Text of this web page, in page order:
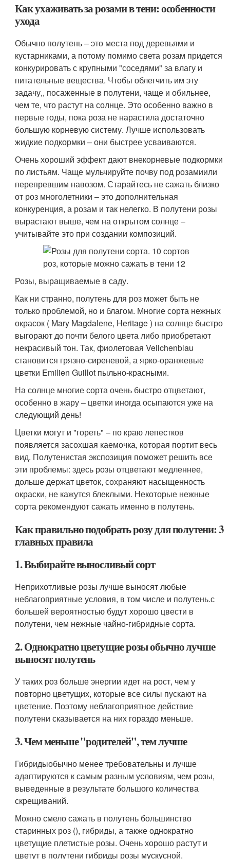
Как ухаживать за розами в тени: особенности
ухода
Обычно полутень – это места под деревьями и
кустарниками, а потому помимо света розам придется
конкурировать с крупными "соседями" за влагу и
питательные вещества. Чтобы облегчить им эту
задачу,, посаженные в полутени, чаще и обильнее,
чем те, что растут на солнце. Это особенно важно в
первые годы, пока роза не нарастила достаточно
большую корневую систему. Лучше использовать
жидкие подкормки – они быстрее усваиваются.
Очень хороший эффект дают внекорневые подкормки
по листьям. Чаще мульчируйте почву под розамиили
перепревшим навозом. Старайтесь не сажать близко
от роз многолетники – это дополнительная
конкуренция, а розам и так нелегко. В полутени розы
вырастают выше, чем на открытом солнце –
учитывайте это при создании композиций.
Розы, выращиваемые в саду.
Как ни странно, полутень для роз может быть не
только проблемой, но и благом. Многие сорта нежных
окрасок ( Mary Magdalene, Heritage ) на солнце быстро
выгорают до почти белого цвета либо приобретают
некрасивый тон. Так, фиолетовая Veilchenblau
становится грязно-сиреневой, а ярко-оранжевые
цветки Emilien Guillot пыльно-красными.
На солнце многие сорта очень быстро отцветают,
особенно в жару – цветки иногда осыпаются уже на
следующий день!
Цветки могут и "гореть" – по краю лепестков
появляется засохшая каемочка, которая портит весь
вид. Полутенистая экспозиция поможет решить все
эти проблемы: здесь розы отцветают медленнее,
дольше держат цветок, сохраняют насыщенность
окраски, не кажутся блеклыми. Некоторые нежные
сорта рекомендуют сажать именно в полутень.
Как правильно подобрать розу для полутени: 3
главных правила
1. Выбирайте выносливый сорт
Неприхотливые розы лучше выносят любые
неблагоприятные условия, в том числе и полутень.с
большей вероятностью будут хорошо цвести в
полутени, чем нежные чайно-гибридные сорта.
2. Однократно цветущие розы обычно лучше
выносят полутень
У таких роз больше энергии идет на рост, чем у
повторно цветущих, которые все силы пускают на
цветение. Поэтому неблагоприятное действие
полутени сказывается на них гораздо меньше.
3. Чем меньше "родителей", тем лучше
Гибридыобычно менее требовательны и лучше
адаптируются к самым разным условиям, чем розы,
выведенные в результате большого количества
скрещиваний.
Можно смело сажать в полутень большинство
старинных роз (), гибриды, а также однократно
цветущие плетистые розы. Очень хорошо растут и
цветут в полутени гибриды розы мускусной.